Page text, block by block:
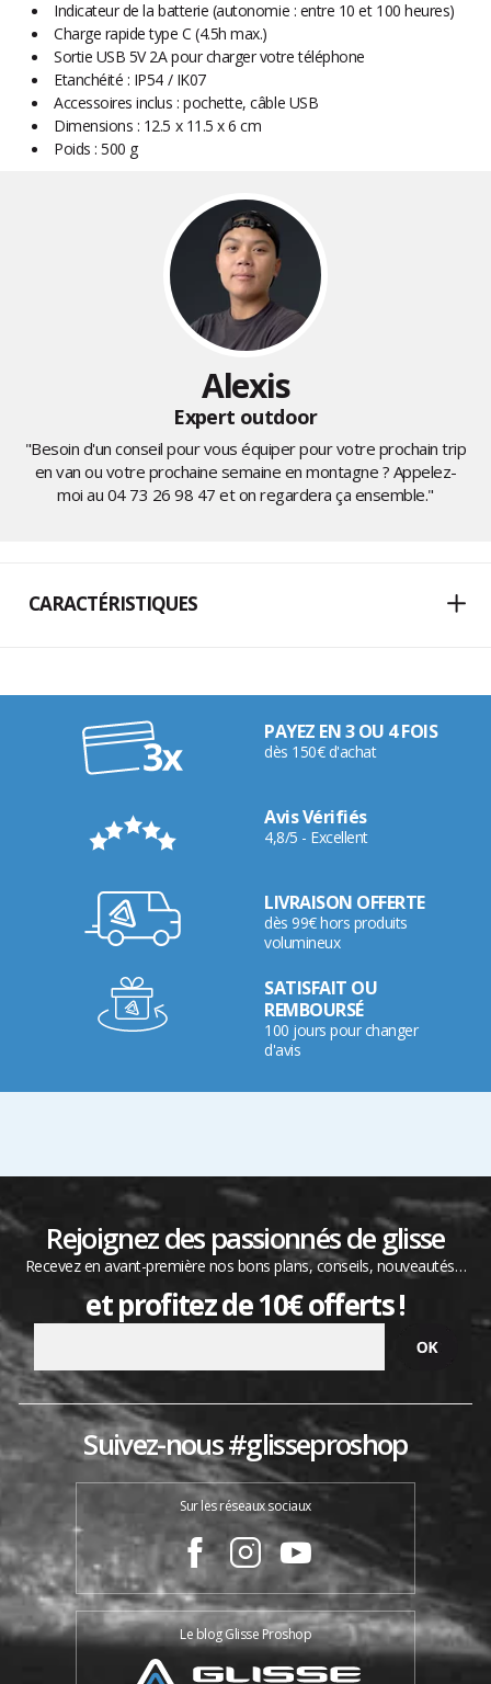
Indicateur de la batterie (autonomie : entre 10 et 100 heures)
Charge rapide type C (4.5h max.)
Sortie USB 5V 2A pour charger votre téléphone
Etanchéité : IP54 / IK07
Accessoires inclus : pochette, câble USB
Dimensions : 12.5 x 11.5 x 6 cm
Poids : 500 g
Alexis
Expert outdoor
"Besoin d'un conseil pour vous équiper pour votre prochain trip
en van ou votre prochaine semaine en montagne ? Appelez-
moi au 04 73 26 98 47 et on regardera ça ensemble."
CARACTÉRISTIQUES
PAYEZ EN 3 OU 4 FOIS
dès 150€ d'achat
Avis Vérifiés
4,8/5 - Excellent
LIVRAISON OFFERTE
dès 99€ hors produits
volumineux
SATISFAIT OU
REMBOURSÉ
100 jours pour changer
d'avis
Rejoignez des passionnés de glisse
Recevez en avant-première nos bons plans, conseils, nouveautés…
et profitez de 10€ offerts !
Suivez-nous #glisseproshop
Sur les réseaux sociaux
Le blog Glisse Proshop